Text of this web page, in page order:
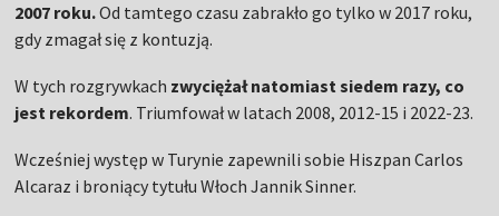
2007 roku.Od tamtego czasu zabrakło go tylko w 2017 roku,
gdy zmagał się z kontuzją.
W tych rozgrywkach zwyciężał natomiast siedem razy, co
jest rekordem. Triumfował w latach 2008, 2012-15 i 2022-23.
Wcześniej występ w Turynie zapewnili sobie Hiszpan Carlos
Alcaraz i broniący tytułu Włoch Jannik Sinner.